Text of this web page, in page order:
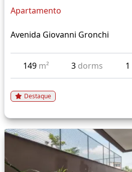
Apartamento
Avenida Giovanni Gronchi
149 m² 3 dorms 1
Destaque